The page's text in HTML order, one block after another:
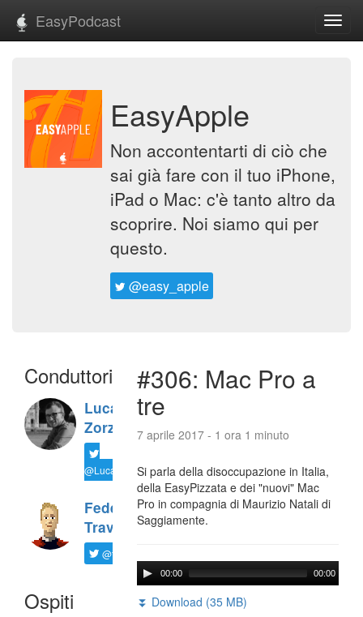
EasyPodcast
EasyApple
Non accontentarti di ciò che
sai già fare con il tuo iPhone,
iPad o Mac: c'è tanto altro da
scoprire. Noi siamo qui per
questo.
@easy_apple
Conduttori
Luca
Zorzi
@LucaTNT
Federico
Travaini
@ftrava
Ospiti
#306: Mac Pro a
tre
7 aprile 2017 - 1 ora 1 minuto
Si parla della disoccupazione in Italia,
della EasyPizzata e dei "nuovi" Mac
Pro in compagnia di Maurizio Natali di
Saggiamente.
00:00 00:00
⏬ Download (35 MB)